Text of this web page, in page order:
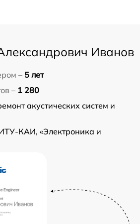
Иванов
– 5 лет
– 1 280
акустических систем и
КАИ, «Электроника и